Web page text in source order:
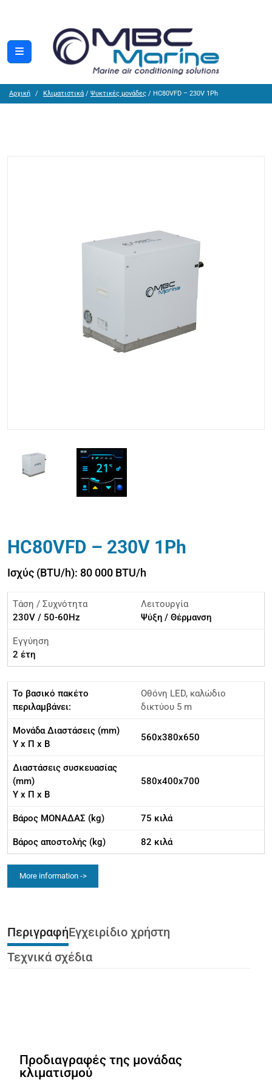
Αρχική Κλιματιστικά / Ψυκτικές μονάδες / HC80VFD – 230V 1Ph
HC80VFD – 230V 1Ph
Ισχύς (BTU/h): 80 000 BTU/h
Τάση / Συχνότητα
230V / 50-60Hz
Λειτουργία
Ψύξη / Θέρμανση
Εγγύηση
2 έτη
Το βασικό πακέτο
περιλαμβάνει:
Οθόνη LED, καλώδιο
δικτύου 5 m
Μονάδα Διαστάσεις (mm)
Υ x Π x Β
560x380x650
Διαστάσεις συσκευασίας
(mm)
Υ x Π x Β
580x400x700
Βάρος ΜΟΝΑΔΑΣ (kg) 75 κιλά
Βάρος αποστολής (kg) 82 κιλά
More information ->
ΠεριγραφήΕγχειρίδιο χρήστη
Τεχνικά σχέδια
Προδιαγραφές της μονάδας
κλιματισμού